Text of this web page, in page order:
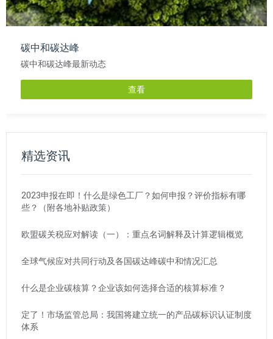
碳中和碳达峰
碳中和碳达峰最新动态
查看
精选资讯
2023申报在即！什么是绿色工厂？如何申报？评价指标有哪
些？（附各地补贴政策）
欧盟碳关税应对解读（一）：重点名词解释及计算逻辑概览
全球气候应对共同行动及各国碳达峰碳中和情况汇总
什么是企业碳核算？企业该如何选择合适的核算标准？
定了！市场监管总局：我国将建立统一的产品碳标识认证制度
体系